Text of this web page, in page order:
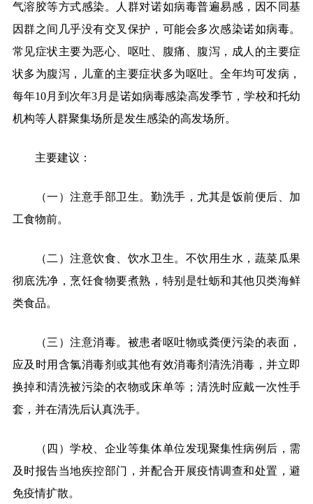
气溶胶等方式感染。人群对诺如病毒普遍易感，因不同基
因群之间几乎没有交叉保护，可能会多次感染诺如病毒。
常见症状主要为恶心、呕吐、腹痛、腹泻，成人的主要症
状多为腹泻，儿童的主要症状多为呕吐。全年均可发病，
每年10月到次年3月是诺如病毒感染高发季节，学校和托幼
机构等人群聚集场所是发生感染的高发场所。
主要建议：
（一）注意手部卫生。勤洗手，尤其是饭前便后、加
工食物前。
（二）注意饮食、饮水卫生。不饮用生水，蔬菜瓜果
彻底洗净，烹饪食物要煮熟，特别是牡蛎和其他贝类海鲜
类食品。
（三）注意消毒。被患者呕吐物或粪便污染的表面，
应及时用含氯消毒剂或其他有效消毒剂清洗消毒，并立即
换掉和清洗被污染的衣物或床单等；清洗时应戴一次性手
套，并在清洗后认真洗手。
（四）学校、企业等集体单位发现聚集性病例后，需
及时报告当地疾控部门，并配合开展疫情调查和处置，避
免疫情扩散。